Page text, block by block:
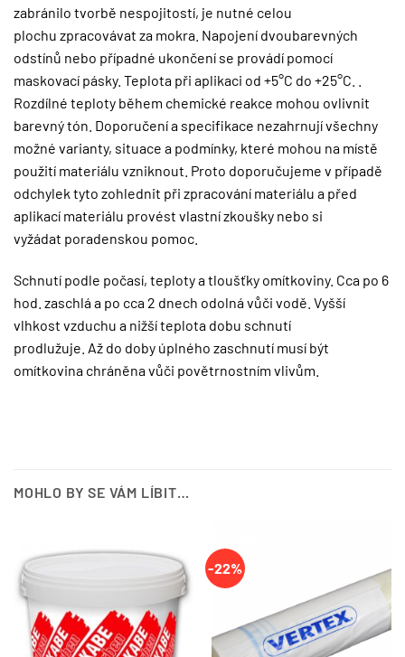
zabránilo tvorbě nespojitostí, je nutné celou
plochu zpracovávat za mokra. Napojení dvoubarevných
odstínů nebo případné ukončení se provádí pomocí
maskovací pásky. Teplota při aplikaci od +5°C do +25°C. .
Rozdílné teploty během chemické reakce mohou ovlivnit
barevný tón. Doporučení a specifikace nezahrnují všechny
možné varianty, situace a podmínky, které mohou na místě
použití materiálu vzniknout. Proto doporučujeme v případě
odchylek tyto zohlednit při zpracování materiálu a před
aplikací materiálu provést vlastní zkoušky nebo si
vyžádat poradenskou pomoc.
Schnutí podle počasí, teploty a tloušťky omítkoviny. Cca po 6
hod. zaschlá a po cca 2 dnech odolná vůči vodě. Vyšší
vlhkost vzduchu a nižší teplota dobu schnutí
prodlužuje. Až do doby úplného zaschnutí musí být
omítkovina chráněna vůči povětrnostním vlivům.
MOHLO BY SE VÁM LÍBIT…
-22%